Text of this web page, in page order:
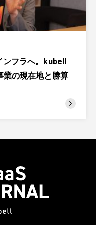
フラへ。kubell
業の現在地と勝算